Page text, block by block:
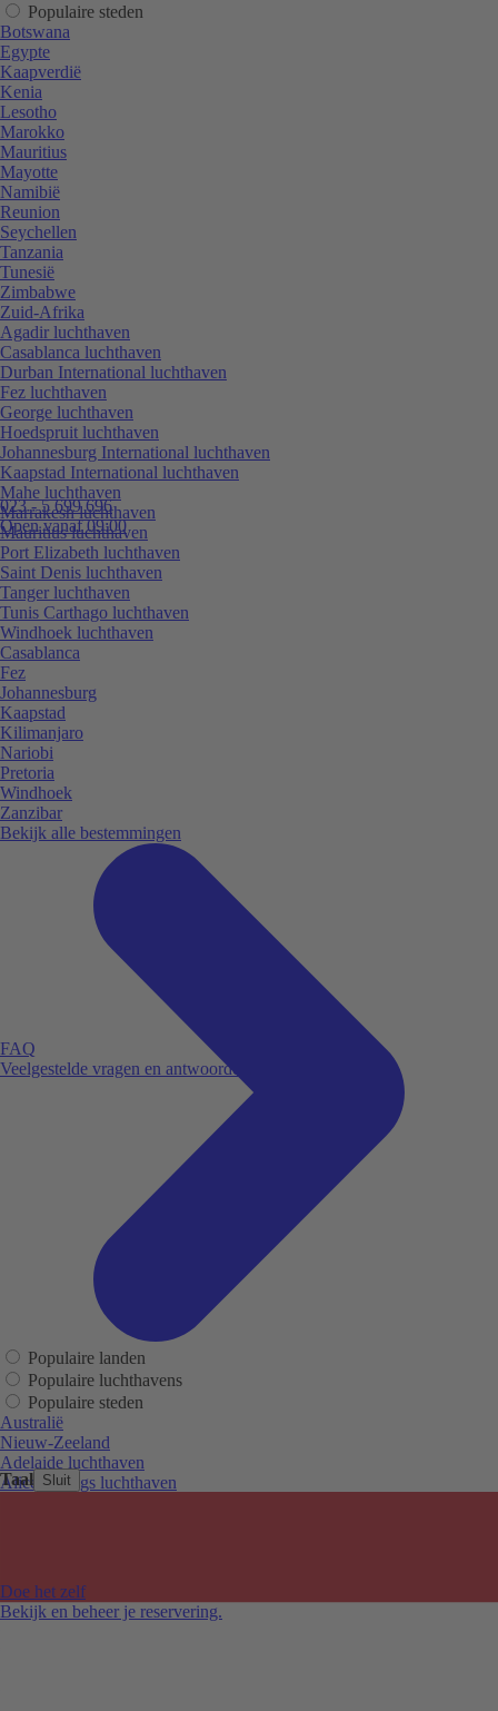
Taal Sluit
023 - 5 699 696
Open vanaf 09:00
FAQ
Veelgestelde vragen en antwoorden.
Doe het zelf
Bekijk en beheer je reservering.
Populaire steden
Botswana
Egypte
Kaapverdië
Kenia
Lesotho
Marokko
Mauritius
Mayotte
Namibië
Reunion
Seychellen
Tanzania
Tunesië
Zimbabwe
Zuid-Afrika
Agadir luchthaven
Casablanca luchthaven
Durban International luchthaven
Fez luchthaven
George luchthaven
Hoedspruit luchthaven
Johannesburg International luchthaven
Kaapstad International luchthaven
Mahe luchthaven
Marrakesh luchthaven
Mauritius luchthaven
Port Elizabeth luchthaven
Saint Denis luchthaven
Tanger luchthaven
Tunis Carthago luchthaven
Windhoek luchthaven
Casablanca
Fez
Johannesburg
Kaapstad
Kilimanjaro
Nariobi
Pretoria
Windhoek
Zanzibar
Bekijk alle bestemmingen
Populaire landen
Populaire luchthavens
Populaire steden
Australië
Nieuw-Zeeland
Adelaide luchthaven
Alice Springs luchthaven
Melbourne Tullamarine luchthaven
Perth luchthaven
Sydney luchthaven